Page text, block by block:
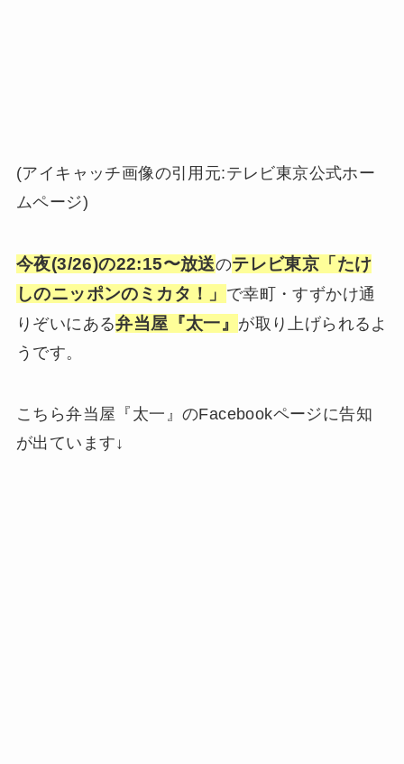
(アイキャッチ画像の引用元:テレビ東京公式ホー
ムページ)
今夜(3/26)の22:15〜放送のテレビ東京「たけ
しのニッポンのミカタ！」 で幸町・すずかけ通
りぞいにある弁当屋『太一』 が取り上げられるよ
うです。
こちら弁当屋『太一』のFacebookページに告知
が出ています↓